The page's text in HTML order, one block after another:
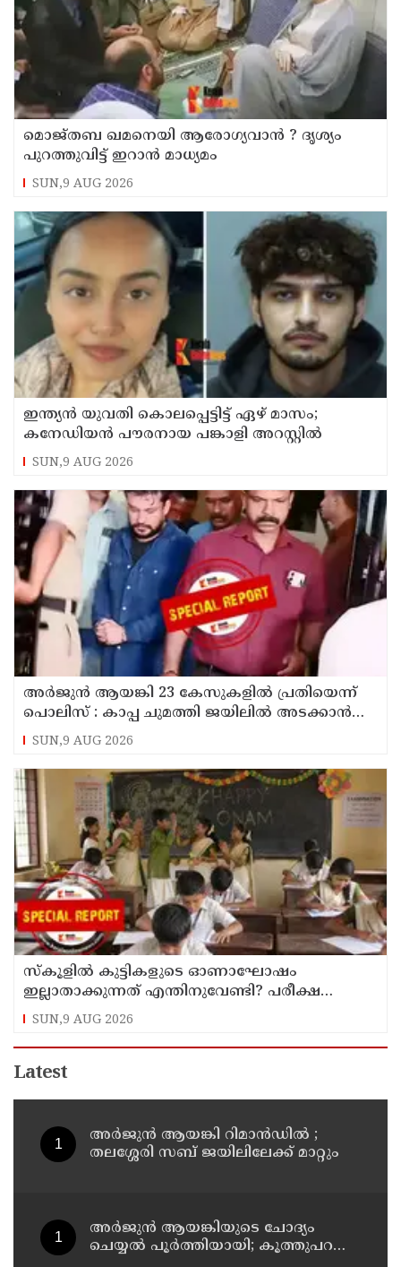
മൊജ്തബ ഖമനെയി ആരോഗ്യവാന്‍ ? ദൃശ്യം
പുറത്തുവിട്ട് ഇറാന്‍ മാധ്യമം
SUN,9 AUG 2026
ഇന്ത്യന്‍ യുവതി കൊലപ്പെട്ടിട്ട് ഏഴ് മാസം;
കനേഡിയന്‍ പൗരനായ പങ്കാളി അറസ്റ്റില്‍
SUN,9 AUG 2026
അര്‍ജുന്‍ ആയങ്കി 23 കേസുകളില്‍ പ്രതിയെന്ന്
പൊലിസ് : കാപ്പ ചുമത്തി ജയിലില്‍ അടക്കാന്‍
നീക്കം
SUN,9 AUG 2026
സ്‌കൂളില്‍ കുട്ടികളുടെ ഓണാഘോഷം
ഇല്ലാതാക്കുന്നത് എന്തിനുവേണ്ടി? പരീക്ഷ
ഷെഡ്യൂള്‍ മാറ്റിയത് തിരുത്തുമോ?
SUN,9 AUG 2026
Latest
അര്‍ജുന്‍ ആയങ്കി റിമാന്‍ഡില്‍ ;
തലശ്ശേരി സബ് ജയിലിലേക്ക് മാറ്റും
അര്‍ജുന്‍ ആയങ്കിയുടെ ചോദ്യം
ചെയ്യല്‍ പൂര്‍ത്തിയായി; കൂത്തുപറമ്പ്